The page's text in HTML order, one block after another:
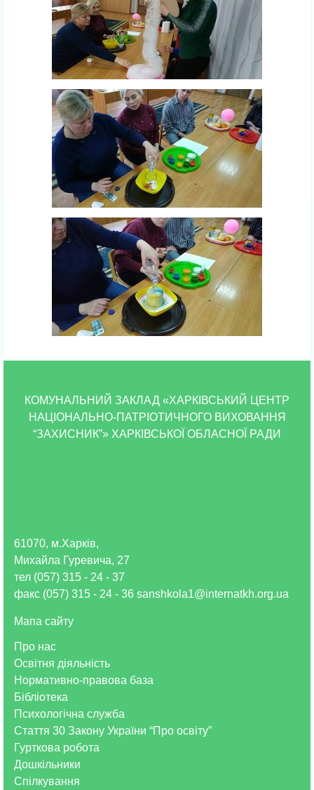
КОМУНАЛЬНИЙ ЗАКЛАД «ХАРКІВСЬКИЙ ЦЕНТР
НАЦІОНАЛЬНО-ПАТРІОТИЧНОГО ВИХОВАННЯ
“ЗАХИСНИК”» ХАРКІВСЬКОЇ ОБЛАСНОЇ РАДИ
Про нас
Освітня діяльність
Нормативно-правова база
Бібліотека
Психологічна служба
Стаття 30 Закону України “Про освіту”
Гурткова робота
Дошкільники
Спілкування
61070, м.Харків,
Михайла Гуревича, 27
тел (057) 315 - 24 - 37
факс (057) 315 - 24 - 36 sanshkola1@internatkh.org.ua
Мапа сайту